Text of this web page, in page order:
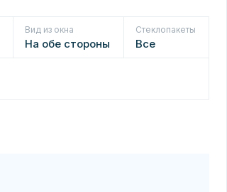
Вид из окна
На обе стороны
Стеклопакеты
Все